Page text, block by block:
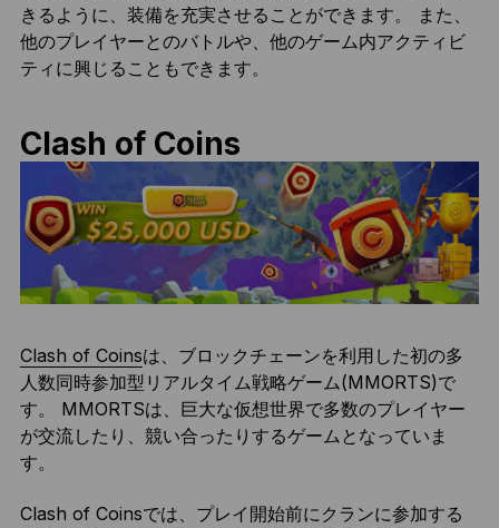
きるように、装備を充実させることができます。 また、
他のプレイヤーとのバトルや、他のゲーム内アクティビ
ティに興じることもできます。
Clash of Coins
Clash of Coinsは、ブロックチェーンを利用した初の多
人数同時参加型リアルタイム戦略ゲーム(MMORTS)で
す。 MMORTSは、巨大な仮想世界で多数のプレイヤー
が交流したり、競い合ったりするゲームとなっていま
す。
Clash of Coinsでは、プレイ開始前にクランに参加する